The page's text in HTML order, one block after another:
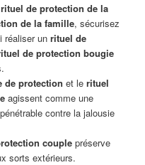
rituel de protection de la
de la famille, sécurisez
réaliser un rituel de
de protection bougie
de protection et le rituel
agissent comme une
contre la jalousie
couplepréserve
sorts extérieurs.